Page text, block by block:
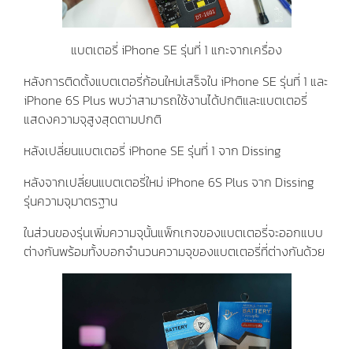
แบตเตอรี่ iPhone SE รุ่นที่ 1 แกะจากเครื่อง
หลังการติดตั้งแบตเตอรี่ก้อนใหม่เสร็จใน iPhone SE รุ่นที่ 1 และ
iPhone 6S Plus พบว่าสามารถใช้งานได้ปกติและแบตเตอรี่
แสดงความจุสูงสุดตามปกติ
หลังเปลี่ยนแบตเตอรี่ iPhone SE รุ่นที่ 1 จาก Dissing
หลังจากเปลี่ยนแบตเตอรี่ใหม่ iPhone 6S Plus จาก Dissing
รุ่นความจุมาตรฐาน
ในส่วนของรุ่นเพิ่มความจุนั้นแพ็กเกจของแบตเตอรี่จะออกแบบ
ต่างกันพร้อมทั้งบอกจำนวนความจุของแบตเตอรี่ที่ต่างกันด้วย